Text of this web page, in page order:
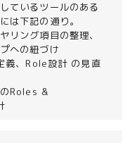
ているツールのある
は下記の通り。
リング項目の整理、
への紐づけ
義、Role設計 の見直
Roles &